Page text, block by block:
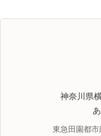
神奈川県
東急田園都